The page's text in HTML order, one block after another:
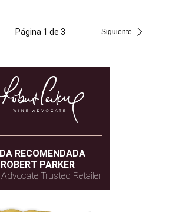
Página 1 de 3 Siguiente
RECOMENDADA
PARKER
Trusted Retailer